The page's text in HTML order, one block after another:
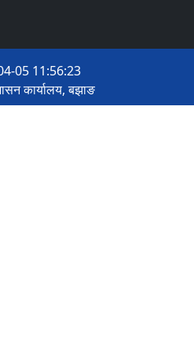
05 11:56:23
कार्यालय, बझाङ